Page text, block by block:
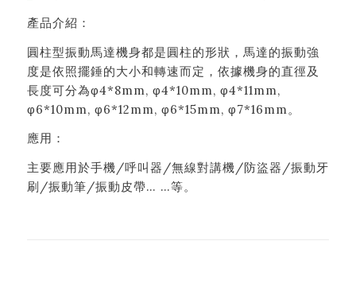
產品介紹：
圓柱型振動馬達機身都是圓柱的形狀，馬達的振動強
度是依照擺錘的大小和轉速而定，依據機身的直徑及
長度可分為φ4*8mm, φ4*10mm, φ4*11mm,
φ6*10mm, φ6*12mm, φ6*15mm, φ7*16mm。
應用：
主要應用於手機/呼叫器/無線對講機/防盜器/振動牙
刷/振動筆/振動皮帶… …等。